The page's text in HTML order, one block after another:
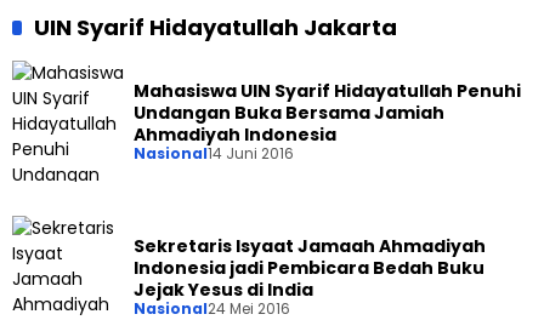
UIN Syarif Hidayatullah Jakarta
Mahasiswa UIN Syarif Hidayatullah Penuhi
Undangan Buka Bersama Jamiah
Ahmadiyah Indonesia
Nasional14 Juni 2016
Sekretaris Isyaat Jamaah Ahmadiyah
Indonesia jadi Pembicara Bedah Buku
Jejak Yesus di India
Nasional24 Mei 2016